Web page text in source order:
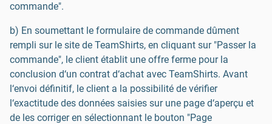
commande".
b) En soumettant le formulaire de commande dûment
rempli sur le site de TeamShirts, en cliquant sur "Passer la
commande", le client établit une offre ferme pour la
conclusion d‘un contrat d‘achat avec TeamShirts. Avant
l‘envoi définitif, le client a la possibilité de vérifier
l‘exactitude des données saisies sur une page d‘aperçu et
de les corriger en sélectionnant le bouton "Page